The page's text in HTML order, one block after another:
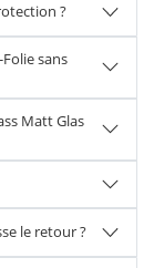
?
sans
Matt Glas
le retour ?